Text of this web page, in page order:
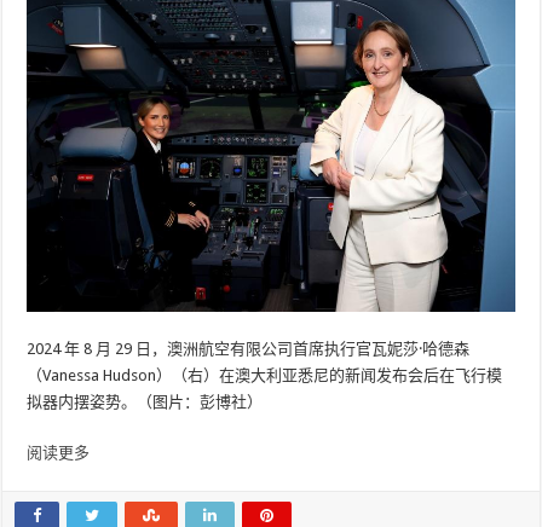
2024 年 8 月 29 日，澳洲航空有限公司首席执行官瓦妮莎·哈德森
（Vanessa Hudson）（右）在澳大利亚悉尼的新闻发布会后在飞行模
拟器内摆姿势。（图片：彭博社）
阅读更多